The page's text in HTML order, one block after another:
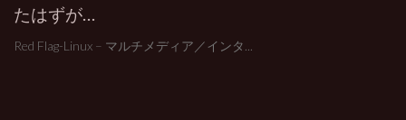
たはずが…
Red Flag-Linux – マルチメディア／インタ...